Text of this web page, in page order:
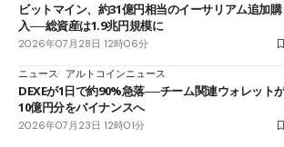
ビットマイン、約31億円相当のイーサリアム追加購
入──総資産は1.9兆円規模に
2026年07月28日 12時06分
ニュース アルトコインニュース
DEXEが1日で約90%急落──チーム関連ウォレット
10億円分をバイナンスへ
2026年07月23日 12時01分